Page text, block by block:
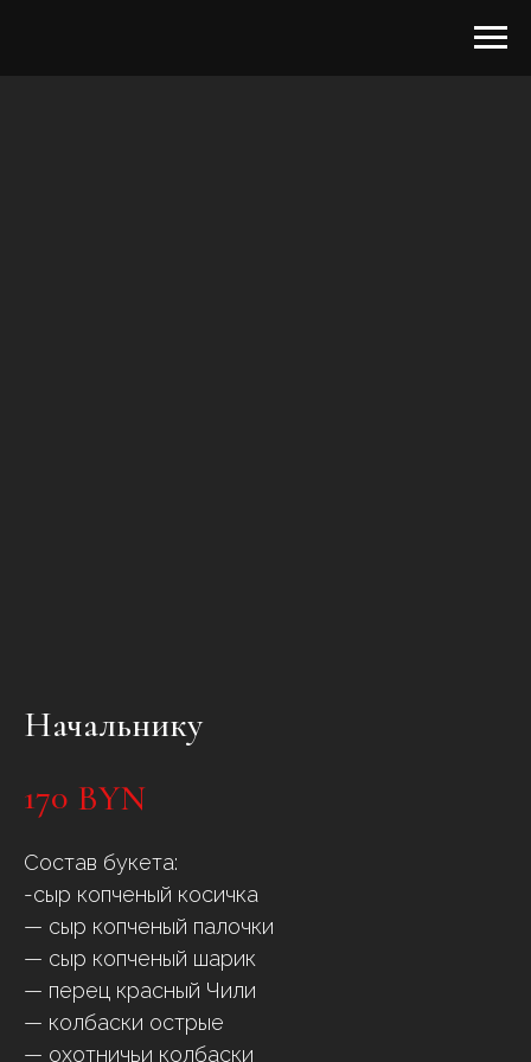
Начальнику
170 BYN
Состав букета:
-сыр копченый косичка
— сыр копченый палочки
— сыр копченый шарик
— перец красный Чили
— колбаски острые
— охотничьи колбаски